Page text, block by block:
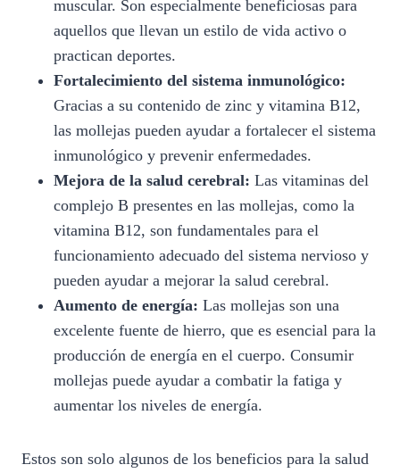
muscular. Son especialmente beneficiosas para
aquellos que llevan un estilo de vida activo o
practican deportes.
Fortalecimiento del sistema inmunológico:
Gracias a su contenido de zinc y vitamina B12,
las mollejas pueden ayudar a fortalecer el sistema
inmunológico y prevenir enfermedades.
Mejora de la salud cerebral: Las vitaminas del
complejo B presentes en las mollejas, como la
vitamina B12, son fundamentales para el
funcionamiento adecuado del sistema nervioso y
pueden ayudar a mejorar la salud cerebral.
Aumento de energía: Las mollejas son una
excelente fuente de hierro, que es esencial para la
producción de energía en el cuerpo. Consumir
mollejas puede ayudar a combatir la fatiga y
aumentar los niveles de energía.
Estos son solo algunos de los beneficios para la salud